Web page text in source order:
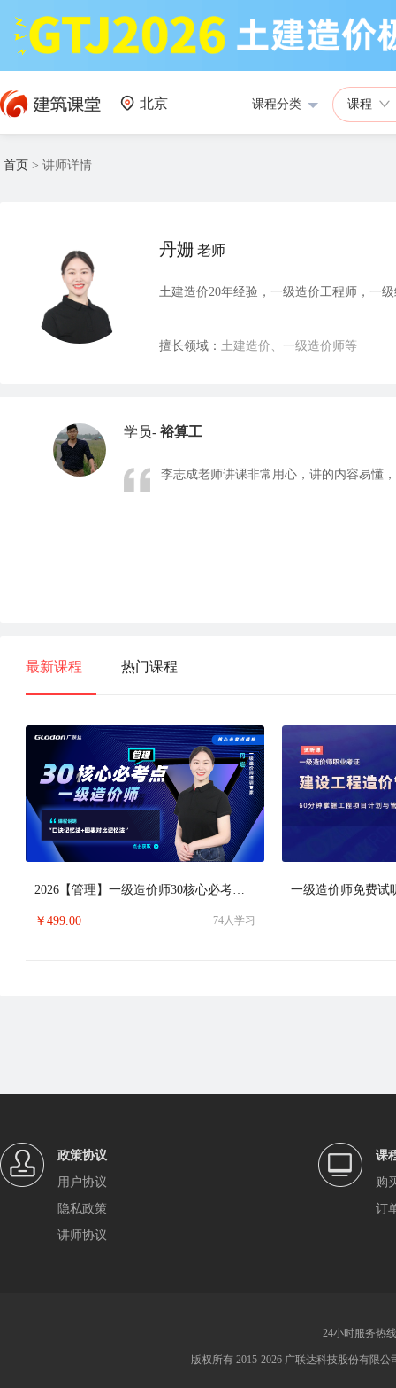
北京 课程分类 课程
首页 > 讲师详情
丹姗 老师
土建造价20年经验，一级造价工程师，一
擅长领域： 土建造价、一级造价师等
学员- 裕算工
李志成老师讲课非常用心，讲的内容易懂
最新课程 热门课程
2026【管理】一级造价师30核心必考点精析班
￥ 499.00 74人学习
一级造价师免费试
政策协议
用户协议
隐私政策
讲师协议
课
购
订
24小时服务热
版权所有 2015-2026 广联达科技股份有限公